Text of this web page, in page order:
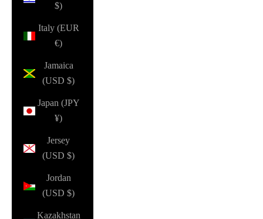
$)
Italy (EUR
€)
Jamaica
(USD $)
Japan (JPY
¥)
Jersey
(USD $)
Jordan
(USD $)
Kazakhstan